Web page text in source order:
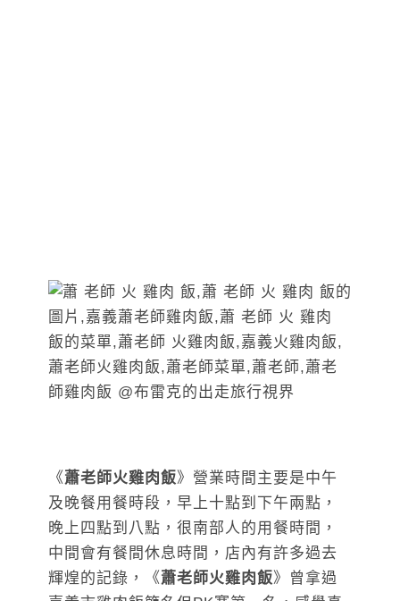
《蕭老師火雞肉飯》營業時間主要是中午
及晚餐用餐時段，早上十點到下午兩點，
晚上四點到八點，很南部人的用餐時間，
中間會有餐間休息時間，店內有許多過去
輝煌的記錄，
《蕭老師火雞肉飯》
曾拿過